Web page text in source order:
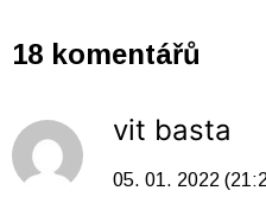
18 komentářů
vit basta
05. 01. 2022